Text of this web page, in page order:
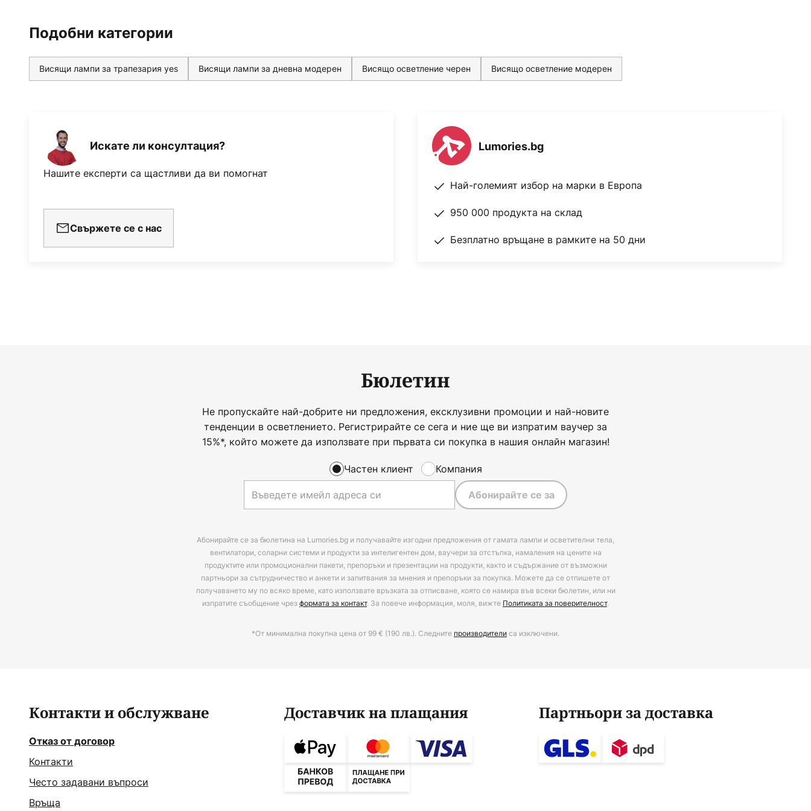
Подобни категории
Висящи лампи за трапезария yes Висящи лампи за дневна модерен Висящо осветление черен Висящо осветление модерен
Искате ли консултация?
Нашите експерти са щастливи да ви помогнат
Свържете се с нас
Lumories.bg
Най-големият избор на марки в Европа
950 000 продукта на склад
Безплатно връщане в рамките на 50 дни
Бюлетин
Не пропускайте най-добрите ни предложения, ексклузивни промоции и най-новите
тенденции в осветлението. Регистрирайте се сега и ние ще ви изпратим ваучер за
15%*, който можете да използвате при първата си покупка в нашия онлайн магазин!
Частен клиент Компания
Абонирайте се за
Абонирайте се за бюлетина на Lumories.bg и получавайте изгодни предложения от гамата лампи и осветителни тела,
вентилатори, соларни системи и продукти за интелигентен дом, ваучери за отстъпка, намаления на цените на
продуктите или промоционални пакети, препоръки и презентации на продукти, както и съдържание от възможни
партньори за сътрудничество и анкети и запитвания за мнения и препоръки за покупка. Можете да се отпишете от
получаването му по всяко време, като използвате връзката за отписване, която се намира във всеки бюлетин, или ни
изпратите съобщение чрезформата за контакт. За повече информация, моля, вижте Политиката за поверителност.
*От минимална покупна цена от 99 € (190 лв.). Следните производителиса изключени.
Контакти и обслужване
Отказ от договор
Контакти
Често задавани въпроси
Връща
Доставчик на плащания Партньори за доставка